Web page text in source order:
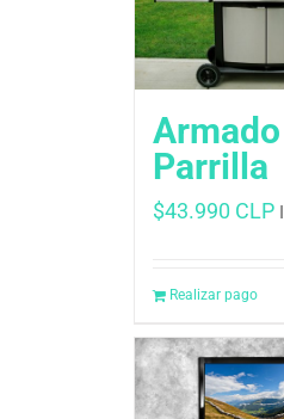
Parrilla
$43.990 CLP
Realizar pago